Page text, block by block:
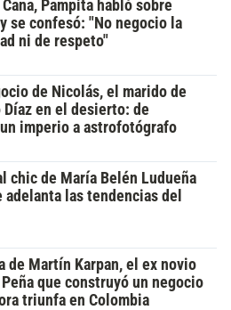
Pampita habló sobre
se confesó: "No negocio la
ni de respeto"
de Nicolás, el marido de
Díaz en el desierto: de
imperio a astrofotógrafo
chic de María Belén Ludueña
adelanta las tendencias del
de Martín Karpan, el ex novio
que construyó un negocio
triunfa en Colombia